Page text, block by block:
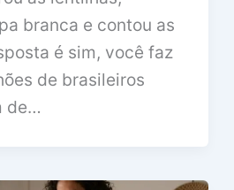
branca e contou as
é sim, você faz
de brasileiros
de…